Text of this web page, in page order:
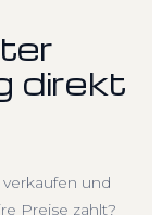
direkt
und
Preise zahlt?